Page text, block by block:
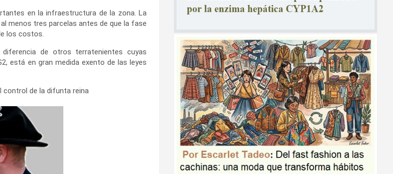
en la infraestructura de la zona. La
menos tres parcelas antes de que la fase
los costos.
de otros terratenientes cuyas
está en gran medida exento de las leyes
control de la difunta reina